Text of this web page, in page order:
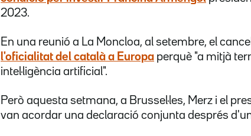
2023.
En una reunió a La Moncloa, al setembre, el
l'oficialitat del català a Europa perquè "a mitjà
intel·ligència artificial".
Però aquesta setmana, a Brussel·les, Merz i el
van acordar una declaració conjunta després